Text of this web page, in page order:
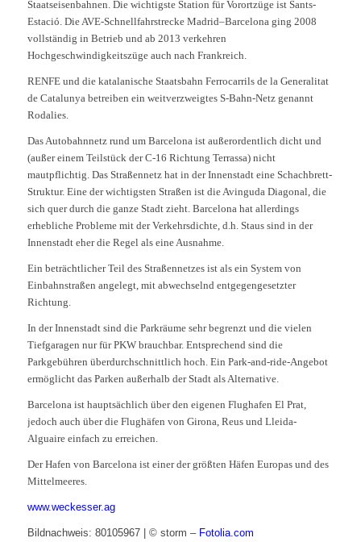
Staatseisenbahnen. Die wichtigste Station für Vorortzüge ist Sants-
Estació. Die AVE-Schnellfahrstrecke Madrid–Barcelona ging 2008
vollständig in Betrieb und ab 2013 verkehren
Hochgeschwindigkeitszüge auch nach Frankreich.
RENFE und die katalanische Staatsbahn Ferrocarrils de la Generalitat
de Catalunya betreiben ein weitverzweigtes S-Bahn-Netz genannt
Rodalies.
Das Autobahnnetz rund um Barcelona ist außerordentlich dicht und
(außer einem Teilstück der C-16 Richtung Terrassa) nicht
mautpflichtig. Das Straßennetz hat in der Innenstadt eine Schachbrett-
Struktur. Eine der wichtigsten Straßen ist die Avinguda Diagonal, die
sich quer durch die ganze Stadt zieht. Barcelona hat allerdings
erhebliche Probleme mit der Verkehrsdichte, d.h. Staus sind in der
Innenstadt eher die Regel als eine Ausnahme.
Ein beträchtlicher Teil des Straßennetzes ist als ein System von
Einbahnstraßen angelegt, mit abwechselnd entgegengesetzter
Richtung.
In der Innenstadt sind die Parkräume sehr begrenzt und die vielen
Tiefgaragen nur für PKW brauchbar. Entsprechend sind die
Parkgebühren überdurchschnittlich hoch. Ein Park-and-ride-Angebot
ermöglicht das Parken außerhalb der Stadt als Alternative.
Barcelona ist hauptsächlich über den eigenen Flughafen El Prat,
jedoch auch über die Flughäfen von Girona, Reus und Lleida-
Alguaire einfach zu erreichen.
Der Hafen von Barcelona ist einer der größten Häfen Europas und des
Mittelmeeres.
www.weckesser.ag
Bildnachweis: 80105967 | © storm – Fotolia.com